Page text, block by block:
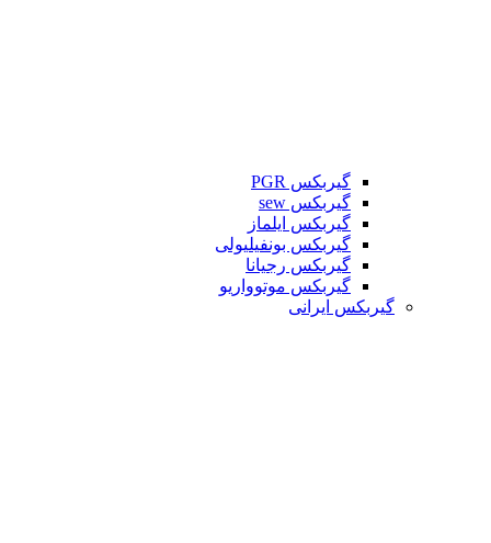
گیربکس PGR
گیربکس sew
گیربکس ایلماز
گیربکس بونفیلیولی
گیربکس رجیانا
گیربکس موتوواریو
گیربکس ایرانی